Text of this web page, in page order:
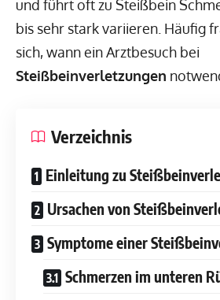
und führt oft zu Steißbein
bis sehr stark variieren. Häufig
sich, wann ein Arztbesuch bei
Steißbeinverletzungen
Verzeichnis
Einleitung zu
Ursachen von
Symptome einer
Schmerzen im unteren